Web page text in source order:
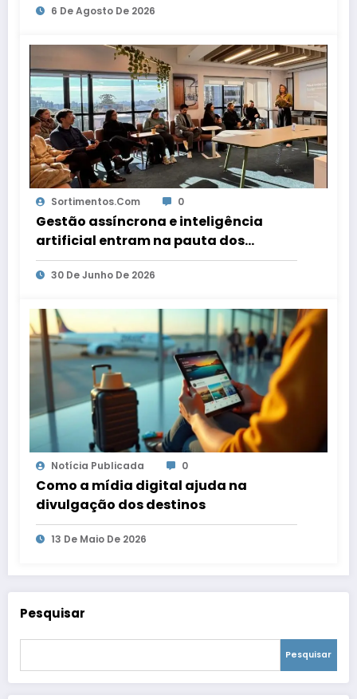
6 De Agosto De 2026
Sortimentos.com 0
Gestão assíncrona e inteligência
artificial entram na pauta dos
escritórios de arquitetura gaúchos
30 De Junho De 2026
Notícia Publicada 0
Como a mídia digital ajuda na
divulgação dos destinos
13 De Maio De 2026
Pesquisar
Pesquisar